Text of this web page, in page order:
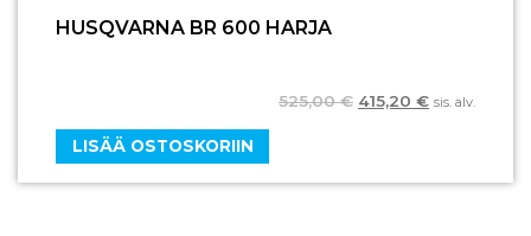
HUSQVARNA BR 600 HARJA
525,00€ 415,20 € sis. alv.
LISÄÄ OSTOSKORIIN